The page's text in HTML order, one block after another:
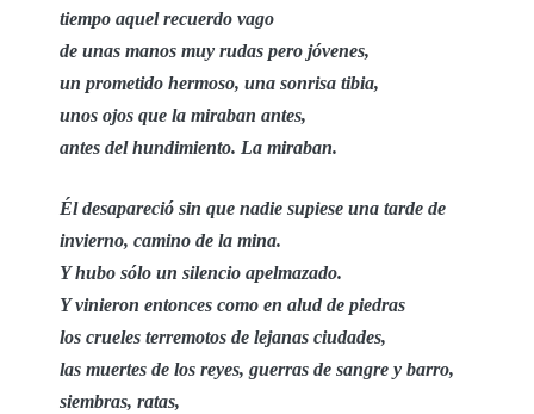
tiempo aquel recuerdo vago
de unas manos muy rudas pero jóvenes,
un prometido hermoso, una sonrisa tibia,
unos ojos que la miraban antes,
antes del hundimiento. La miraban.
Él desapareció sin que nadie supiese una tarde de
invierno, camino de la mina.
Y hubo sólo un silencio apelmazado.
Y vinieron entonces como en alud de piedras
los crueles terremotos de lejanas ciudades,
las muertes de los reyes, guerras de sangre y barro,
siembras, ratas,